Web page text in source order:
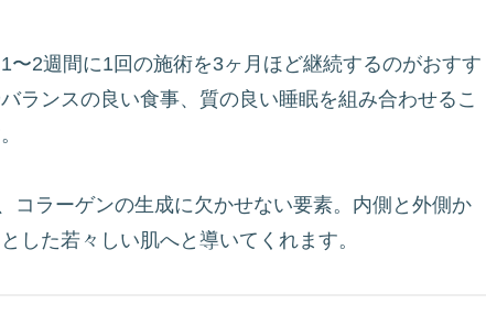
〜2週間に1回の施術を3ヶ月ほど継続するのがおすす
ランスの良い食事、質の良い睡眠を組み合わせるこ
コラーゲンの生成に欠かせない要素。内側と外側か
した若々しい肌へと導いてくれます。